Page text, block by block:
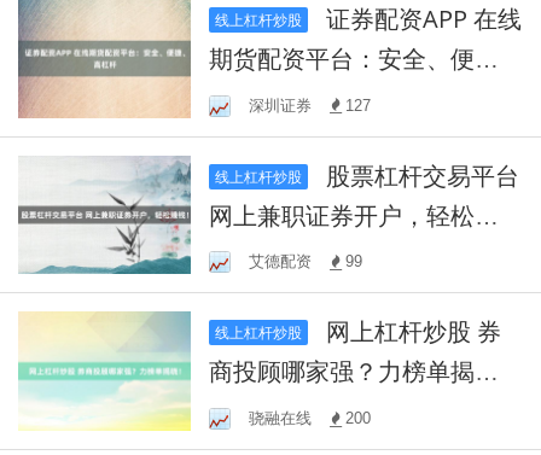
线上杠杆炒股
证券配资APP 在线
期货配资平台：安全、便
捷、高杠杆
深圳证券 127
线上杠杆炒股
网上兼职证券开户，轻松赚
钱！艾德配资 99
线上杠杆炒股
商投顾哪家强？力榜单揭
晓！骁融在线 200